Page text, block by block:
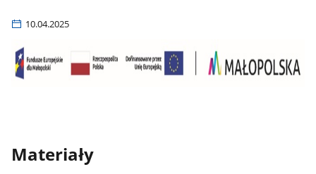
10.04.2025
Materiały